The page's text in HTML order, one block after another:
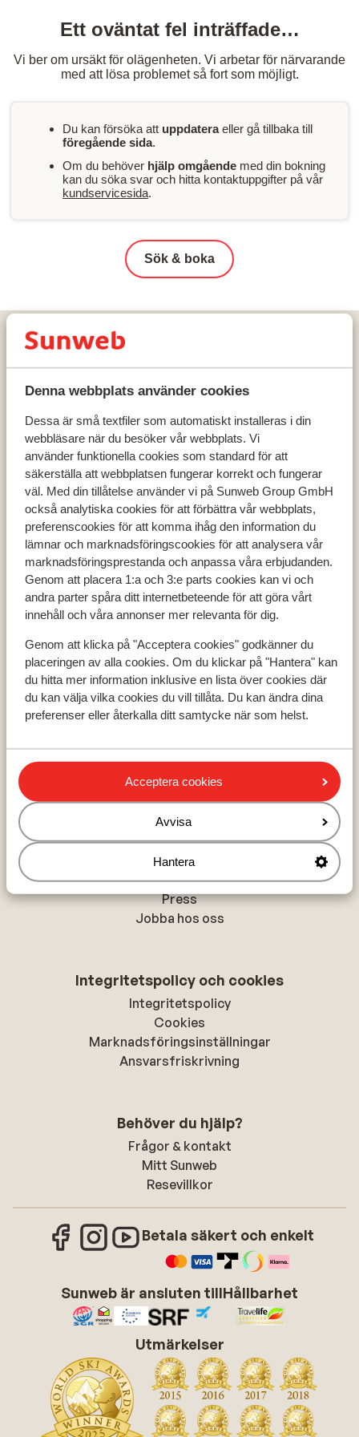
Denna webbplats använder cookies
Dessa är små textfiler som automatiskt installeras i din
webbläsare när du besöker vår webbplats. Vi
använder funktionella cookies som standard för att
säkerställa att webbplatsen fungerar korrekt och fungerar
väl. Med din tillåtelse använder vi på Sunweb Group GmbH
också analytiska cookies för att förbättra vår webbplats,
preferenscookies för att komma ihåg den information du
lämnar och marknadsföringscookies för att analysera vår
marknadsföringsprestanda och anpassa våra erbjudanden.
Genom att placera 1:a och 3:e parts cookies kan vi och
andra parter spåra ditt internetbeteende för att göra vårt
innehåll och våra annonser mer relevanta för dig.
Genom att klicka på "Acceptera cookies" godkänner du
placeringen av alla cookies. Om du klickar på "Hantera" kan
du hitta mer information inklusive en lista över cookies där
du kan välja vilka cookies du vill tillåta. Du kan ändra dina
preferenser eller återkalla ditt samtycke när som helst.
Acceptera cookies
Avvisa
Hantera
Ett oväntat fel inträffade…
Vi ber om ursäkt för olägenheten. Vi arbetar för närvarande
med att lösa problemet så fort som möjligt.
Du kan försöka att uppdateraeller gå tillbaka till
föregående sida.
Om du behöver hjälp omgående med din bokning
kan du söka svar och hitta kontaktuppgifter på vår
kundservicesida.
Sök & boka
Hem Skidresor Frankrike
Populära länder
Österrike
Frankrike
Andorra
Populära destinationer
Ski Amadé
Zell am See - Kaprun
Populära skidområden
Zell am See - Kaprun
Om Sunweb
Om Sunweb
Hållbar semester
Tillgänglighetsdirektiv
Press
Jobba hos oss
Integritetspolicy och cookies
Integritetspolicy
Cookies
Marknadsföringsinställningar
Ansvarsfriskrivning
Behöver du hjälp?
Frågor & kontakt
Mitt Sunweb
Resevillkor
Betala säkert och enkelt
Sunweb är ansluten tillHållbarhet
Utmärkelser